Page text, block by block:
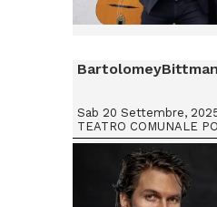
Sab 20 Settembre,
TEATRO COMUNALE